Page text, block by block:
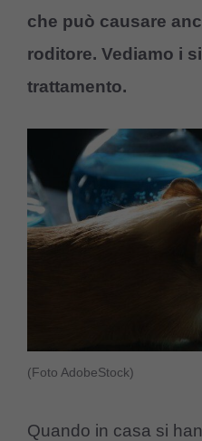
che può causare
roditore. Vediamo i
trattamento.
(Foto AdobeStock)
Quando in casa si